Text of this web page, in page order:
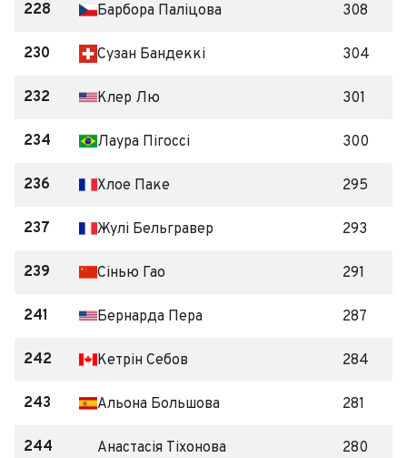
228 Барбора Паліцова 308
230 Сузан Бандеккі 304
232 Клер Лю 301
234 Лаура Пігоссі 300
236 Хлое Паке 295
237 Жулі Бельгравер 293
239 Сінью Гао 291
241 Бернарда Пера 287
242 Кетрін Себов 284
243 Альона Большова 281
244 Анастасія Тіхонова 280